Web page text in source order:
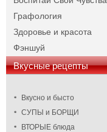
Графология
Здоровье и красота
Фэншуй
Вкусные рецепты
Вкусно и бысто
СУПЫ и БОРЩИ
ВТОРЫЕ блюда